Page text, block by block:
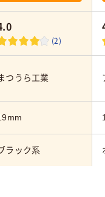
(2)
つうら工業
ラック系